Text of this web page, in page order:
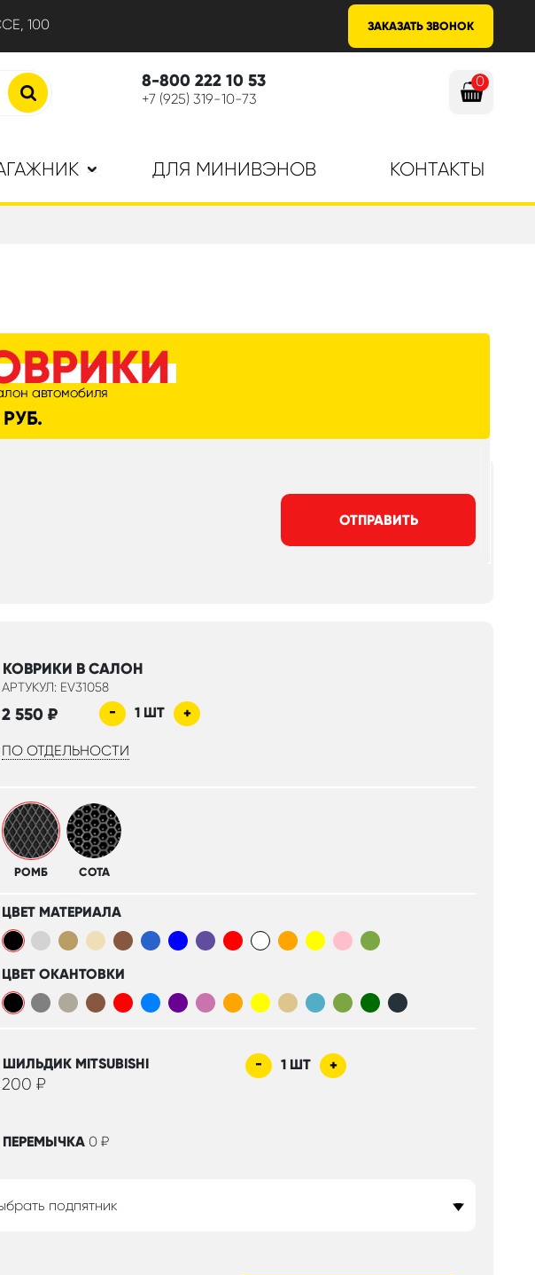
100 ЗАКАЗАТЬ ЗВОНОК
8-800 222 10 53
+7 (925) 319-10-73
0
ДЛЯ МИНИВЭНОВ КОНТАКТЫ
ОТПРАВИТЬ
КОВРИКИ В САЛОН
АРТУКУЛ: EV31058
2 550 ₽ - 1 ШТ +
ПО ОТДЕЛЬНОСТИ
РОМБ СОТА
ЦВЕТ МАТЕРИАЛА
ЦВЕТ ОКАНТОВКИ
ШИЛЬДИК MITSUBISHI
200 ₽
- 1 ШТ +
ПЕРЕМЫЧКА 0 ₽
подпятник